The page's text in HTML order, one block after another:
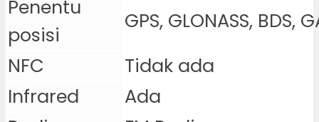
Penentu
posisi
GPS, GLONASS, BDS,
NFC
Tidak ada
Infrared
Ada